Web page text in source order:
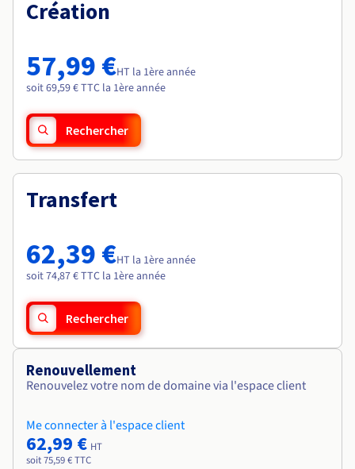
Tarifs
Roadmap & Changelog
Observabilité
Roadmap & Changelog
Roadmap & Changelog
Roadmap & Changelog
Roadmap & Changelog
Création
57,99 €HT la 1ère année
soit 69,59 € TTC la 1ère année
Rechercher
Transfert
62,39 €HT la 1ère année
soit 74,87 € TTC la 1ère année
Rechercher
Renouvellement
Renouvelez votre nom de domaine via l'espace client
Me connecter à l'espace client
62,99 € HT
soit 75,59 € TTC